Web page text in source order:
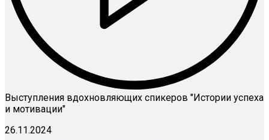
Выступления вдохновляющих спикеров "Истории успеха
и мотивации"
26.11.2024